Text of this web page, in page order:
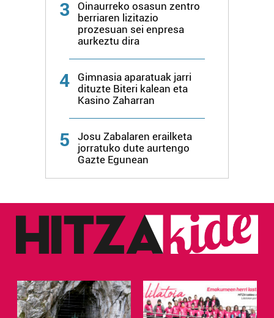
3
Oinaurreko osasun zentro
berriaren lizitazio
prozesuan sei enpresa
aurkeztu dira
4
Gimnasia aparatuak jarri
dituzte Biteri kalean eta
Kasino Zaharran
5
Josu Zabalaren erailketa
jorratuko dute aurtengo
Gazte Egunean